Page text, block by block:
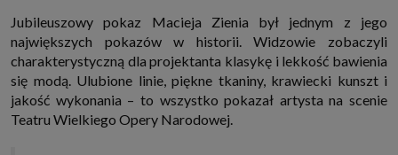
stronę z tego urządzenia, podczas gdy odwiedzasz strony w Internecie.
Szczegółową informację na temat plików cookie i ich funkcjonowania
znajdziesz
pod tym linkiem
. Pod tym linkiem znajdziesz także informację
o tym jak zmienić ustawienia przeglądarki, aby ograniczyć lub wyłączyć
urządzenia.
Twoje uprawnienia
Przysługują Ci następujące uprawnienia wobec Twoich danych i ich
Jubileuszowy pokaz Macieja Zienia był jednym z jego
największych pokazów w historii. Widzowie zobaczyli
charakterystyczną dla projektanta klasykę i lekkość bawienia
się modą. Ulubione linie, piękne tkaniny, krawiecki kunszt i
jakość wykonania – to wszystko pokazał artysta na scenie
Teatru Wielkiego Opery Narodowej.